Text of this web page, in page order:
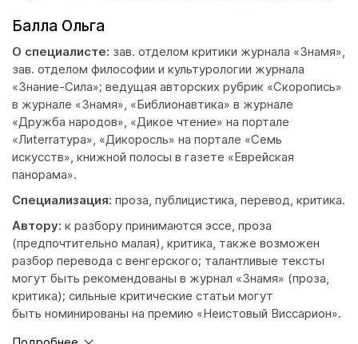
Балла Ольга
О специалисте: зав. отделом критики журнала «Знамя»,
зав. отделом философии и культурологии журнала
«Знание-Сила»; ведущая авторских рубрик «Скоропись»
в журнале «Знамя», «Библионавтика» в журнале
«Дружба народов», «Дикое чтение» на портале
«Лиterraтура», «Дикоросль» на портале «Семь
искусств», книжной полосы в газете «Еврейская
панорама».
Специализация: проза, публицистика, перевод, критика.
Автору: к разбору принимаются эссе, проза
(предпочтительно малая), критика, также возможен
разбор перевода с венгерского; талантливые тексты
могут быть рекомендованы в журнал «Знамя» (проза,
критика); сильные критические статьи могут
быть номинированы на премию «Неистовый Виссарион».